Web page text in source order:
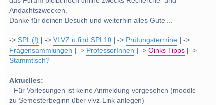
Andachtszwecken.
Danke für deinen Besuch und weiterhin alles Gute ...
->SPL (!) ->VLVZ u:find SPL10 -> Prüfungstermine
->
Fragensammlungen
-> ProfessorInnen ->Oinks Tipps
->
Stammtisch?
Aktuelles:
- Für Vorlesungen ist keine Anmeldung vorgesehen (moodle
zu Semesterbeginn über vlvz-Link anlegen)